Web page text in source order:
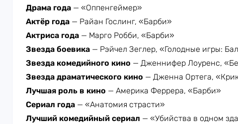
Драма года — «Оппенгеймер»
Актёр года — Райан Гослинг, «Барби»
Актриса года — Марго Робби, «Барби»
Звезда боевика — Рэйчел Зеглер, «Голодные игры:
Звезда комедийного кино — Дженнифер Лоуренс,
Звезда драматического кино — Дженна Ортега,
Лучшая роль в кино — Америка Феррера, «Барби»
Сериал года — «Анатомия страсти»
Лучший комедийный сериал — «Убийства в одном